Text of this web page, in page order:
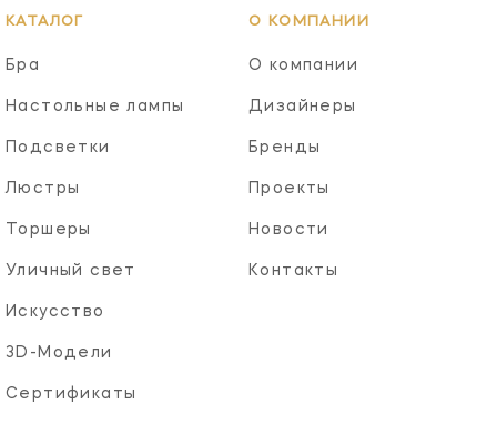
КАТАЛОГ
Бра
Настольные лампы
Подсветки
Люстры
Торшеры
Уличный свет
Искусство
3D-Модели
Сертификаты
О КОМПАНИИ
О компании
Дизайнеры
Бренды
Проекты
Новости
Контакты